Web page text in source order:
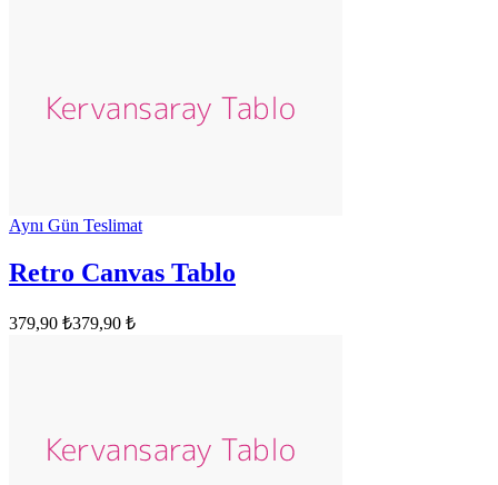
Aynı Gün Teslimat
Retro Canvas Tablo
379,90 ₺379,90 ₺